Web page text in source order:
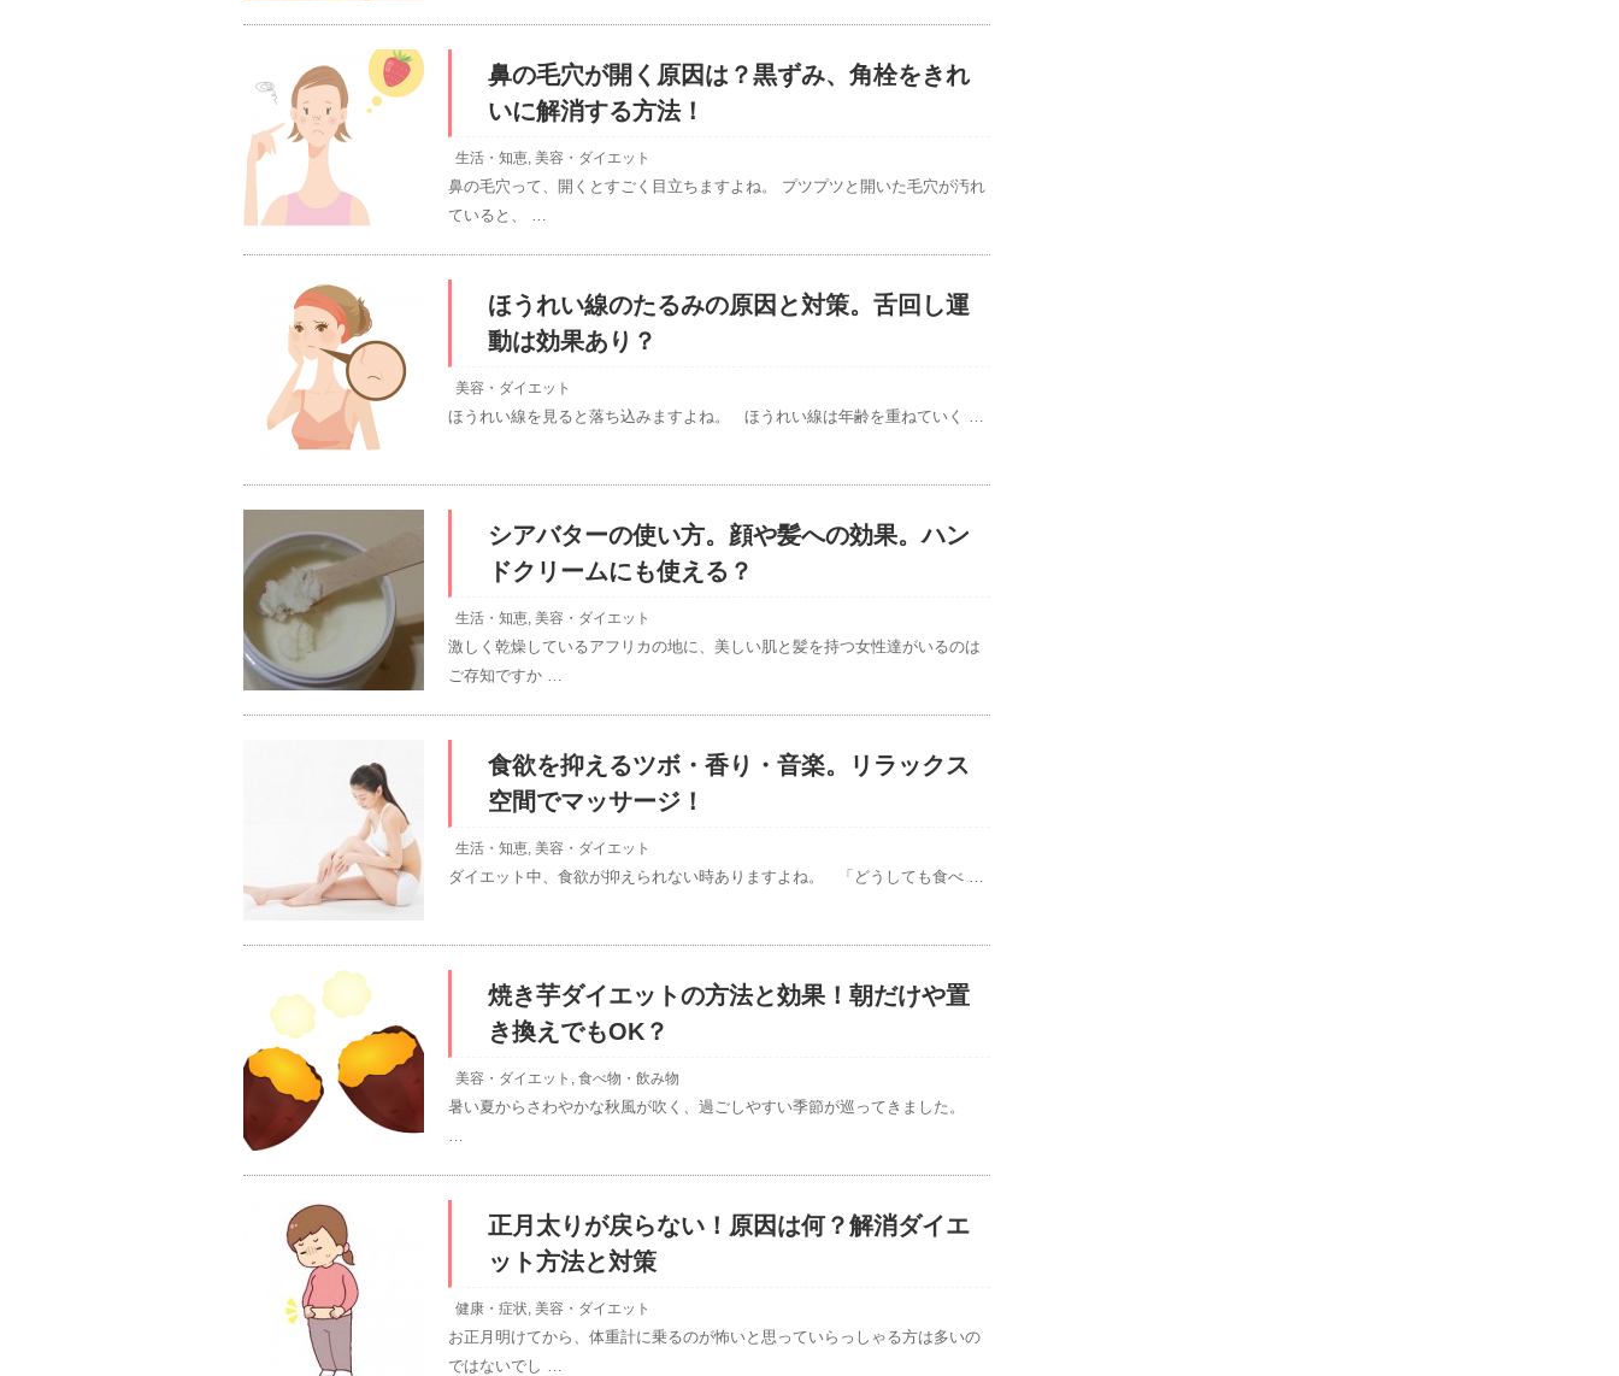
鼻の毛穴が開く原因は？黒ずみ、角栓をきれ
いに解消する方法！
生活・知恵, 美容・ダイエット
鼻の毛穴って、開くとすごく目立ちますよね。 プツプツと開いた毛穴が汚れ
ていると、 …
ほうれい線のたるみの原因と対策。舌回し運
動は効果あり？
美容・ダイエット
ほうれい線を見ると落ち込みますよね。 ほうれい線は年齢を重ねていく …
シアバターの使い方。顔や髪への効果。ハン
ドクリームにも使える？
生活・知恵, 美容・ダイエット
激しく乾燥しているアフリカの地に、美しい肌と髪を持つ女性達がいるのは
ご存知ですか …
食欲を抑えるツボ・香り・音楽。リラックス
空間でマッサージ！
生活・知恵, 美容・ダイエット
ダイエット中、食欲が抑えられない時ありますよね。 「どうしても食べ …
焼き芋ダイエットの方法と効果！朝だけや置
き換えでもOK？
美容・ダイエット , 食べ物・飲み物
暑い夏からさわやかな秋風が吹く、過ごしやすい季節が巡ってきました。
…
正月太りが戻らない！原因は何？解消ダイエ
ット方法と対策
健康・症状, 美容・ダイエット
お正月明けてから、体重計に乗るのが怖いと思っていらっしゃる方は多いの
ではないでし …